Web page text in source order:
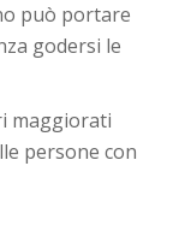
può portare
godersi le
maggiorati
persone con